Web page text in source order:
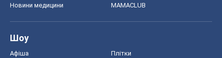
Новини медицини MAMACLUB
Шоу
Афіша Плітки